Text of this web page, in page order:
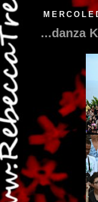
...danza